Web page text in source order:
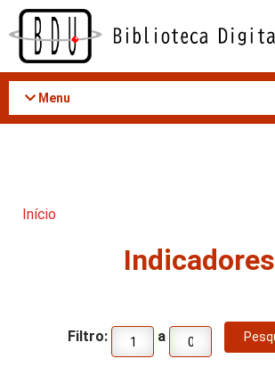
Acessar
conteúdo
Menu
Início
Indicadores
Filtro: a